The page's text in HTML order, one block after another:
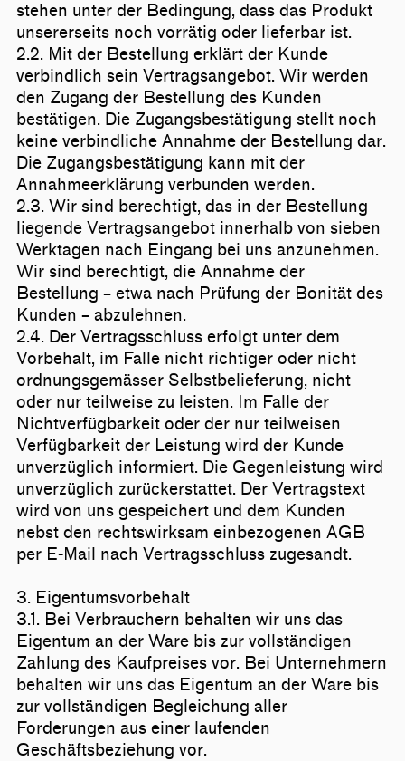
stehen unter der Bedingung, dass das Produkt
unsererseits noch vorrätig oder lieferbar ist.
2.2. Mit der Bestellung erklärt der Kunde
verbindlich sein Vertragsangebot. Wir werden
den Zugang der Bestellung des Kunden
bestätigen. Die Zugangsbestätigung stellt noch
keine verbindliche Annahme der Bestellung dar.
Die Zugangsbestätigung kann mit der
Annahmeerklärung verbunden werden.
2.3. Wir sind berechtigt, das in der Bestellung
liegende Vertragsangebot innerhalb von sieben
Werktagen nach Eingang bei uns anzunehmen.
Wir sind berechtigt, die Annahme der
Bestellung – etwa nach Prüfung der Bonität des
Kunden – abzulehnen.
2.4. Der Vertragsschluss erfolgt unter dem
Vorbehalt, im Falle nicht richtiger oder nicht
ordnungsgemässer Selbstbelieferung, nicht
oder nur teilweise zu leisten. Im Falle der
Nichtverfügbarkeit oder der nur teilweisen
Verfügbarkeit der Leistung wird der Kunde
unverzüglich informiert. Die Gegenleistung wird
unverzüglich zurückerstattet. Der Vertragstext
wird von uns gespeichert und dem Kunden
nebst den rechtswirksam einbezogenen AGB
per E-Mail nach Vertragsschluss zugesandt.
3. Eigentumsvorbehalt
3.1. Bei Verbrauchern behalten wir uns das
Eigentum an der Ware bis zur vollständigen
Zahlung des Kaufpreises vor. Bei Unternehmern
behalten wir uns das Eigentum an der Ware bis
zur vollständigen Begleichung aller
Forderungen aus einer laufenden
Geschäftsbeziehung vor.